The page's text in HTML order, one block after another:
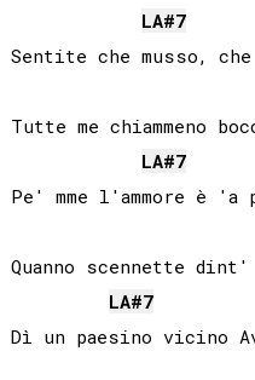
LA#7
Sentite che musso,
Tutte me chiammeno
LA#7
Pe' mme l'ammore è 'a
Quanno scennette
LA#7
Dì un paesino vicino